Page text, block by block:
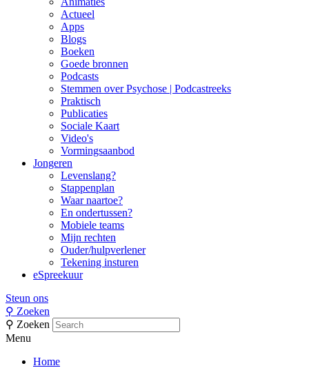
Actueel
Apps
Blogs
Boeken
Goede bronnen
Podcasts
Stemmen over Psychose | Podcastreeks
Praktisch
Publicaties
Sociale Kaart
Video's
Vormingsaanbod
Jongeren
Levenslang?
Stappenplan
Waar naartoe?
En ondertussen?
Mobiele teams
Mijn rechten
Ouder/hulpverlener
Tekening insturen
eSpreekuur
Steun ons
⚲ Zoeken
⚲ Zoeken
Menu
Home